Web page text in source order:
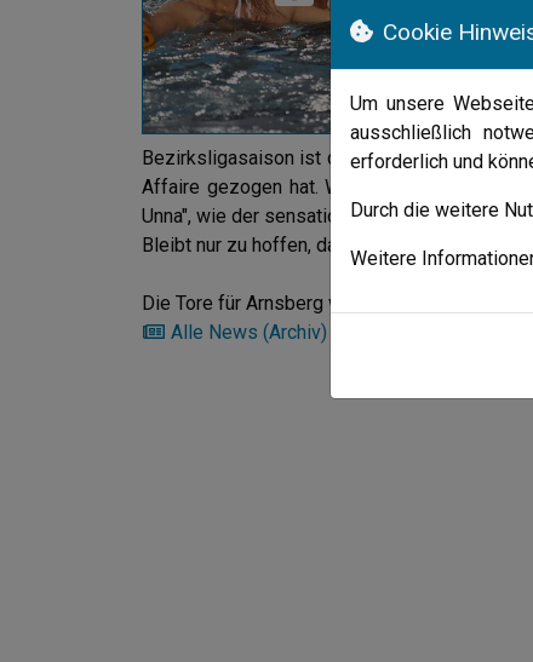
Der
Bezirksligasaison ist die Liga erheblich
Affaire gezogen hat. Was in diesem Jahr
Unna", wie der sensationelle Auswärtsieg im
Bleibt nur zu hoffen, dass Arnsberg dieses
Die Tore für Arnsberg warfen Christoph Löher
Alle News (Archiv)
Cookie
Um unsere
ausschließlich
erforderlich und
Durch die weitere
Weitere